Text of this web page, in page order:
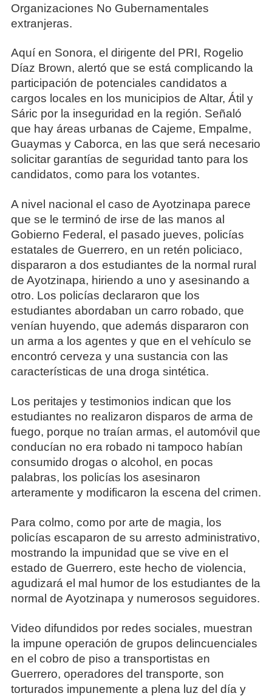
Organizaciones No Gubernamentales
extranjeras.
Aquí en Sonora, el dirigente del PRI, Rogelio
Díaz Brown, alertó que se está complicando la
participación de potenciales candidatos a
cargos locales en los municipios de Altar, Átil y
Sáric por la inseguridad en la región. Señaló
que hay áreas urbanas de Cajeme, Empalme,
Guaymas y Caborca, en las que será necesario
solicitar garantías de seguridad tanto para los
candidatos, como para los votantes.
A nivel nacional el caso de Ayotzinapa parece
que se le terminó de irse de las manos al
Gobierno Federal, el pasado jueves, policías
estatales de Guerrero, en un retén policiaco,
dispararon a dos estudiantes de la normal rural
de Ayotzinapa, hiriendo a uno y asesinando a
otro. Los policías declararon que los
estudiantes abordaban un carro robado, que
venían huyendo, que además dispararon con
un arma a los agentes y que en el vehículo se
encontró cerveza y una sustancia con las
características de una droga sintética.
Los peritajes y testimonios indican que los
estudiantes no realizaron disparos de arma de
fuego, porque no traían armas, el automóvil que
conducían no era robado ni tampoco habían
consumido drogas o alcohol, en pocas
palabras, los policías los asesinaron
arteramente y modificaron la escena del crimen.
Para colmo, como por arte de magia, los
policías escaparon de su arresto administrativo,
mostrando la impunidad que se vive en el
estado de Guerrero, este hecho de violencia,
agudizará el mal humor de los estudiantes de la
normal de Ayotzinapa y numerosos seguidores.
Video difundidos por redes sociales, muestran
la impune operación de grupos delincuenciales
en el cobro de piso a transportistas en
Guerrero, operadores del transporte, son
torturados impunemente a plena luz del día y